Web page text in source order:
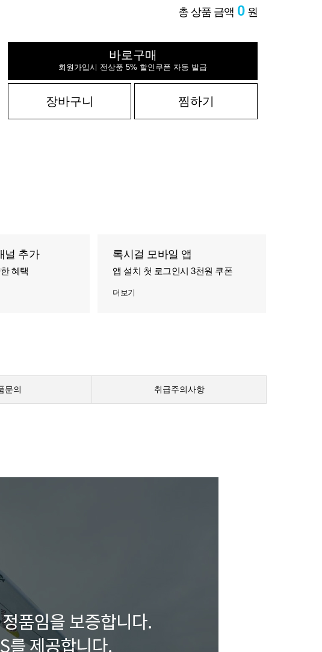
총 상품 금액 0 원
바로구매
회원가입시 전상품 5% 할인쿠폰 자동 발급
장바구니 찜하기
널 추가
혜택
록시걸 모바일 앱
앱 설치 첫 로그인시 3천원 쿠폰
더보기
문의 취급주의사항